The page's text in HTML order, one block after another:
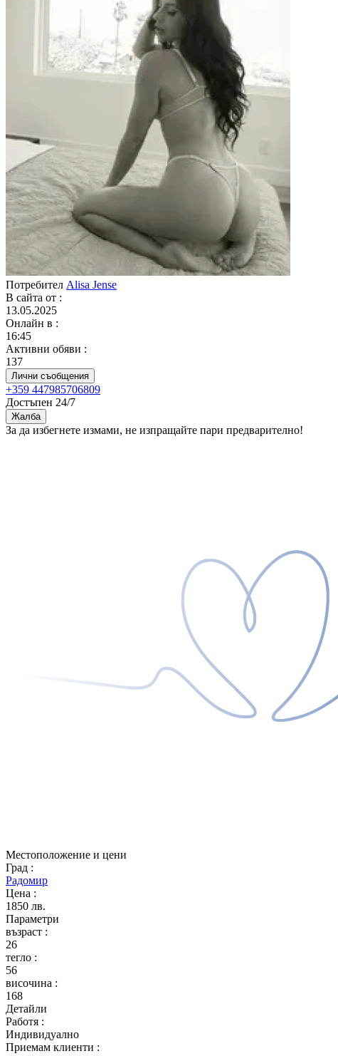
Потребител Alisa Jense
В сайта от :
13.05.2025
Онлайн в :
16:45
Активни обяви :
137
Лични съобщения
+359 447985706809
Достъпен 24/7
Жалба
За да избегнете измами, не изпращайте пари предварително!
Местоположение и цени
Град :
Радомир
Цена :
1850 лв.
Параметри
възраст :
26
тегло :
56
височина :
168
Детайли
Работя :
Индивидуално
Приемам клиенти :